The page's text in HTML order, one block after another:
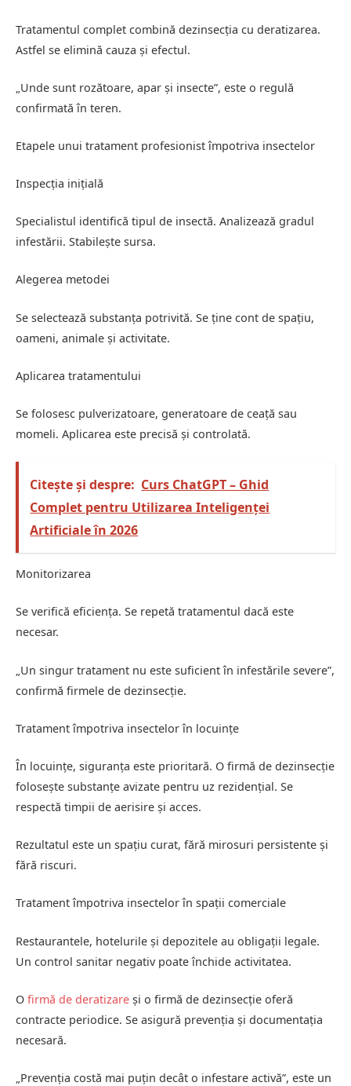
Tratamentul complet combină dezinsecția cu deratizarea.
Astfel se elimină cauza și efectul.
„Unde sunt rozătoare, apar și insecte”, este o regulă
confirmată în teren.
Etapele unui tratament profesionist împotriva insectelor
Inspecția inițială
Specialistul identifică tipul de insectă. Analizează gradul
infestării. Stabilește sursa.
Alegerea metodei
Se selectează substanța potrivită. Se ține cont de spațiu,
oameni, animale și activitate.
Aplicarea tratamentului
Se folosesc pulverizatoare, generatoare de ceață sau
momeli. Aplicarea este precisă și controlată.
Citește și despre: Curs ChatGPT – Ghid
Complet pentru Utilizarea Inteligenței
Artificiale în 2026
Monitorizarea
Se verifică eficiența. Se repetă tratamentul dacă este
necesar.
„Un singur tratament nu este suficient în infestările severe”,
confirmă firmele de dezinsecție.
Tratament împotriva insectelor în locuințe
În locuințe, siguranța este prioritară. O firmă de dezinsecție
folosește substanțe avizate pentru uz rezidențial. Se
respectă timpii de aerisire și acces.
Rezultatul este un spațiu curat, fără mirosuri persistente și
fără riscuri.
Tratament împotriva insectelor în spații comerciale
Restaurantele, hotelurile și depozitele au obligații legale.
Un control sanitar negativ poate închide activitatea.
O firmă de deratizare și o firmă de dezinsecție oferă
contracte periodice. Se asigură prevenția și documentația
necesară.
„Prevenția costă mai puțin decât o infestare activă”, este un